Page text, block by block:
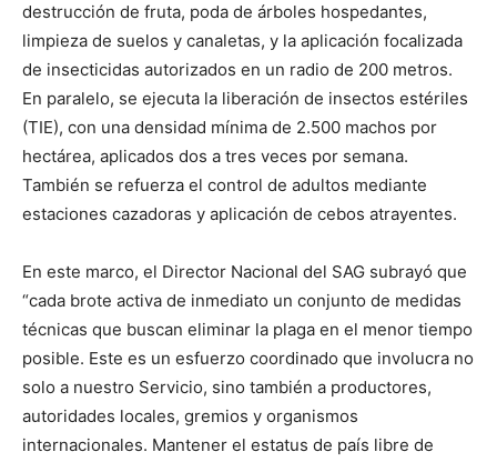
destrucción de fruta, poda de árboles hospedantes,
limpieza de suelos y canaletas, y la aplicación focalizada
de insecticidas autorizados en un radio de 200 metros.
En paralelo, se ejecuta la liberación de insectos estériles
(TIE), con una densidad mínima de 2.500 machos por
hectárea, aplicados dos a tres veces por semana.
También se refuerza el control de adultos mediante
estaciones cazadoras y aplicación de cebos atrayentes.
En este marco, el Director Nacional del SAG subrayó que
“cada brote activa de inmediato un conjunto de medidas
técnicas que buscan eliminar la plaga en el menor tiempo
posible. Este es un esfuerzo coordinado que involucra no
solo a nuestro Servicio, sino también a productores,
autoridades locales, gremios y organismos
internacionales. Mantener el estatus de país libre de